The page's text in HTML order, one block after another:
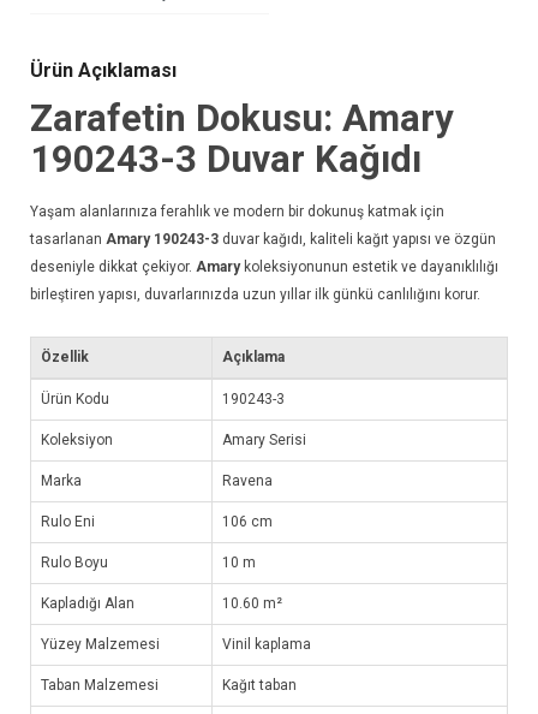
Ürün Açıklaması
Zarafetin Dokusu: Amary
190243-3 Duvar Kağıdı
Yaşam alanlarınıza ferahlık ve modern bir dokunuş katmak için
tasarlanan Amary 190243-3 duvar kağıdı , kaliteli kağıt yapısı ve özgün
deseniyle dikkat çekiyor. Amarykoleksiyonunun estetik ve dayanıklılığı
birleştiren yapısı, duvarlarınızda uzun yıllar ilk günkü canlılığını korur.
Özellik Açıklama
Ürün Kodu 190243-3
Koleksiyon Amary Serisi
Marka Ravena
Rulo Eni 106 cm
Rulo Boyu 10 m
Kapladığı Alan 10.60 m²
Yüzey Malzemesi Vinil kaplama
Taban Malzemesi Kağıt taban